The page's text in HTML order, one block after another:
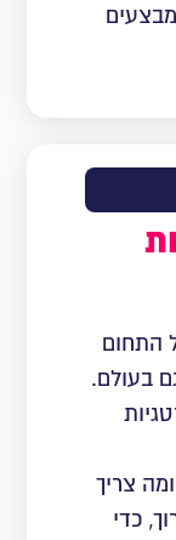
התחום
בעולם.
צריך
כדי